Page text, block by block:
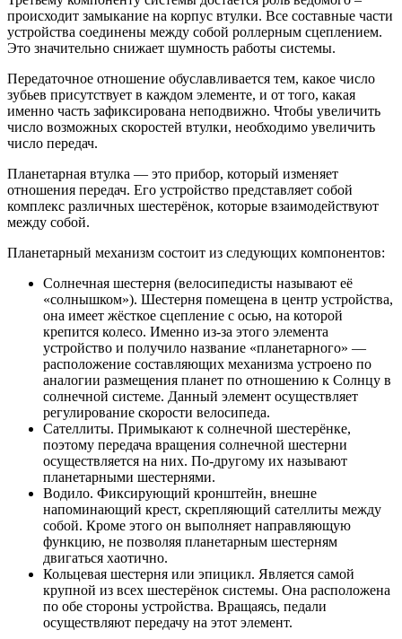
происходит замыкание на корпус втулки. Все составные части
устройства соединены между собой роллерным сцеплением.
Это значительно снижает шумность работы системы.
Передаточное отношение обуславливается тем, какое число
зубьев присутствует в каждом элементе, и от того, какая
именно часть зафиксирована неподвижно. Чтобы увеличить
число возможных скоростей втулки, необходимо увеличить
число передач.
Планетарная втулка — это прибор, который изменяет
отношения передач. Его устройство представляет собой
комплекс различных шестерёнок, которые взаимодействуют
между собой.
Планетарный механизм состоит из следующих компонентов:
Солнечная шестерня (велосипедисты называют её
«солнышком»). Шестерня помещена в центр устройства,
она имеет жёсткое сцепление с осью, на которой
крепится колесо. Именно из-за этого элемента
устройство и получило название «планетарного» —
расположение составляющих механизма устроено по
аналогии размещения планет по отношению к Солнцу в
солнечной системе. Данный элемент осуществляет
регулирование скорости велосипеда.
Сателлиты. Примыкают к солнечной шестерёнке,
поэтому передача вращения солнечной шестерни
осуществляется на них. По-другому их называют
планетарными шестернями.
Водило. Фиксирующий кронштейн, внешне
напоминающий крест, скрепляющий сателлиты между
собой. Кроме этого он выполняет направляющую
функцию, не позволяя планетарным шестерням
двигаться хаотично.
Кольцевая шестерня или эпицикл. Является самой
крупной из всех шестерёнок системы. Она расположена
по обе стороны устройства. Вращаясь, педали
осуществляют передачу на этот элемент.